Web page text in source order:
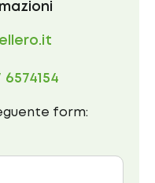
6574154
form: